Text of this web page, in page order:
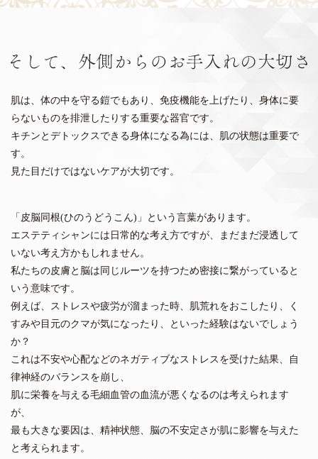
肌は、体の中を守る鎧でもあり、免疫機能を上げたり、身体に要
らないものを排泄したりする重要な器官です。
キチンとデトックスできる身体になる為には、肌の状態は重要で
す。
見た目だけではないケアが大切です。
「皮脳同根(ひのうどうこん)」という言葉があります。
エステティシャンには日常的な考え方ですが、まだまだ浸透して
いない考え方かもしれません。
私たちの皮膚と脳は同じルーツを持つため密接に繋がっていると
いう意味です。
例えば、ストレスや疲労が溜まった時、肌荒れをおこしたり、く
すみや目元のクマが気になったり、といった経験はないでしょう
か？
これは不安や心配などのネガティブなストレスを受けた結果、自
律神経のバランスを崩し、
肌に栄養を与える毛細血管の血流が悪くなるのは考えられます
が、
最も大きな要因は、精神状態、脳の不安定さが肌に影響を与えた
と考えられます。